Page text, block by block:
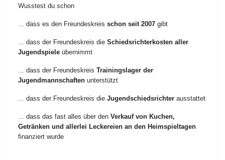
Wusstest du schon
... dass es den Freundeskreis schon seit 2007 gibt
... dass der Freundeskreis die Schiedsrichterkosten aller
Jugendspiele übernimmt
... dass der Freundeskreis Trainingslager der
Jugendmannschaften unterstützt
... dass der Freundeskreis die Jugendschiedsrichter ausstattet
... dass das fast alles über den Verkauf von Kuchen,
Getränken und allerlei Leckereien an den Heimspieltagen
finanziert wurde